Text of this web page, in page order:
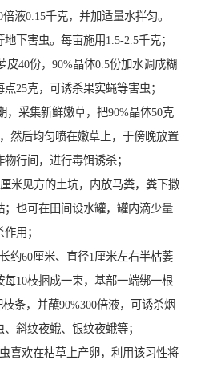
液0.15千克，并加适量水拌匀。
下害虫。每亩施用1.5-2.5千克；
皮40份，90%晶体0.5份加水调成糊
25克，可诱杀果实蝇等害虫；
，采集新鲜嫩草，把90%晶体50克
然后均匀喷在嫩草上，于傍晚放置
行间，进行毒饵诱杀；
米见方的土坑，内放马粪，粪下撒
；也可在田间设水罐，罐内滴少量
用；
约60厘米、直径1厘米左右半枯萎
每10枝捆成一束，基部一端绑一根
条，并蘸90%300倍液，可诱杀烟
斜纹夜蛾、银纹夜蛾等；
喜欢在枯草上产卵，利用该习性将